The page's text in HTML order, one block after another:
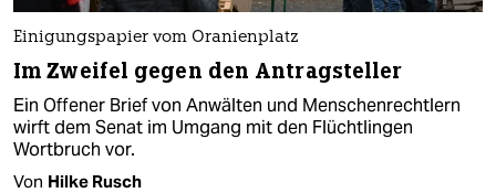
Einigungspapier vom Oranienplatz
Im Zweifel gegen den Antragsteller
Ein Offener Brief von Anwälten und Menschenrechtlern
wirft dem Senat im Umgang mit den Flüchtlingen
Wortbruch vor.
Von Hilke Rusch